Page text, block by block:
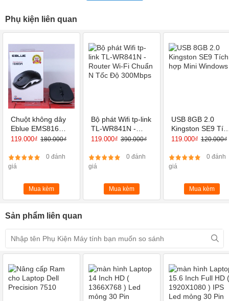
Túi Chống Sốc Macbook Laptop - Xám được may từ chất liệu
vải chống thấm nước có lớp lót lông tuyết mềm mại, đảm bảo
độ dày dặn, bền đẹp. Chất liệu này chống ẩm, chống thấm
nước tốt đảm bảo giữ cho chiếc laptop của bạn được bảo vệ
tối ưu nhất.
Túi có 1 ngăn đựng được trang bị lớp mút đệm êm ái, chống
Phụ kiện liên quan
Chuột không dây
Eblue EMS816
(USB-Wireless)
119.000₫ 180.000₫
0 đánh
giá
Mua kèm
Bộ phát Wifi tp-link
TL-WR841N -
Router Wi-Fi
Chuẩn N Tốc Độ
300Mbps
119.000₫ 390.000₫
0 đánh
giá
Mua kèm
USB 8GB 2.0
Kingston SE9
hợp Mini
119.000₫ 120.000₫
0 đánh
giá
Mua kèm
Sản phẩm liên quan